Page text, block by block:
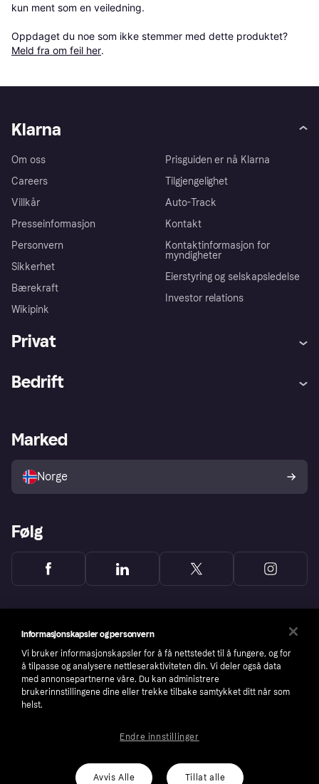
kun ment som en veiledning.
Oppdaget du noe som ikke stemmer med dette produktet?
Meld fra om feil her.
Klarna
Om oss
Careers
Villkår
Presseinformasjon
Personvern
Sikkerhet
Bærekraft
Wikipink
Prisguiden er nå Klarna
Tilgjengelighet
Auto-Track
Kontakt
Kontaktinformasjon for
myndigheter
Eierstyring og selskapsledelse
Investor relations
Privat
Utforsk butikker
Bedrift
Merchant portal
Marked
Norge
Følg
number: 556737-0431
Informasjonskapsler og personvern
Vi bruker informasjonskapsler for å få nettstedet til å fungere, og for
å tilpasse og analysere nettleseraktiviteten din. Vi deler også data
med annonsepartnerne våre. Du kan administrere
brukerinnstillingene dine eller trekke tilbake samtykket ditt når som
helst.
Avvis Alle Tillat alle
Endre innstillinger